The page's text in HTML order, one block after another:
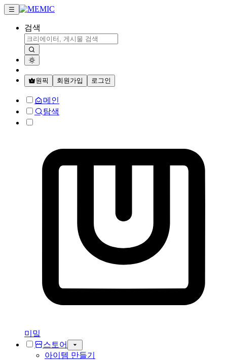
검색
원픽 회원가입 로그인
메인
탐색
미밐
스토어
아이템 만들기